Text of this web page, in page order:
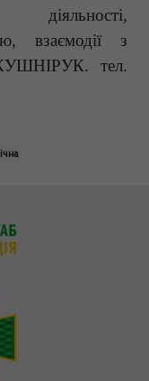
діяльності,
взаємодії з
КУШНІРУК. тел.